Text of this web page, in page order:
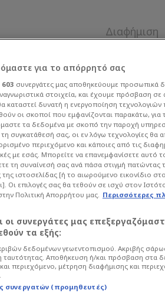
Σε
Ιονίου μέχρι την Κρήτη,
της ηπειρωτικής
για το απόρρητό σας
603 συνεργάτες μας αποθηκεύουμε προσωπικά
στοιχεία, και έχουμε πρόσβαση
καταστεί δυνατή η ενεργοποίηση
οι σκοποί που εμφανίζονται παρακάτω, για
τα δεδομένα με σκοπό την παροχή
συγκατάθεσή σας, οι εν λόγω τεχνολογίες θα
περιεχόμενο και κάποιες από τις
με εσάς. Μπορείτε να επανεμφανίσετε αυτό
τη συναίνεσή σας ανά πάσα στιγμή
ιστοσελίδας [ή το αιωρούμενο εικονίδιο
Οι επιλογές σας θα τεθούν σε ισχύ στον
Πολιτική Απορρήτου μας. Περισσότερες
οι συνεργάτες μας
τα εξής:
δεδομένων γεωεντοπισμού. Ακριβής
ταυτότητας. Αποθήκευση ή/και πρόσβαση στα
περιεχόμενο, μέτρηση διαφήμισης και
συνεργατών (προμηθευτές)